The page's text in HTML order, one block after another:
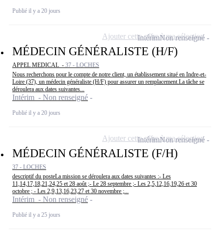
Publié il y a 20 jours
MÉDECIN GÉNÉRALISTE (H/F)
APPEL MEDICAL - 37 - LOCHES
Nous recherchons pour le compte de notre client, un établissement situé en Indre-et-
Loire (37), un médecin généraliste (H/F) pour assurer un remplacement.La tâche se
déroulera aux dates suivantes...
Intérim - Non renseigné
Publié il y a 20 jours
IntérimNon renseigné
Ajouter cette offre à ma sélection
MÉDECIN GÉNÉRALISTE (F/H)
37 - LOCHES
descriptif du posteLa mission se déroulera aux dates suivantes :- Les
11,14,17,18,21,24,25 et 28 août ;- Le 28 septembre ;- Les 2,5,12,16,19,26 et 30
octobre ; - Les 2,9,13,16,23,27 et 30 novembre ;...
Intérim - Non renseigné
Publié il y a 25 jours
IntérimNon renseigné
Ajouter cette offre à ma sélection